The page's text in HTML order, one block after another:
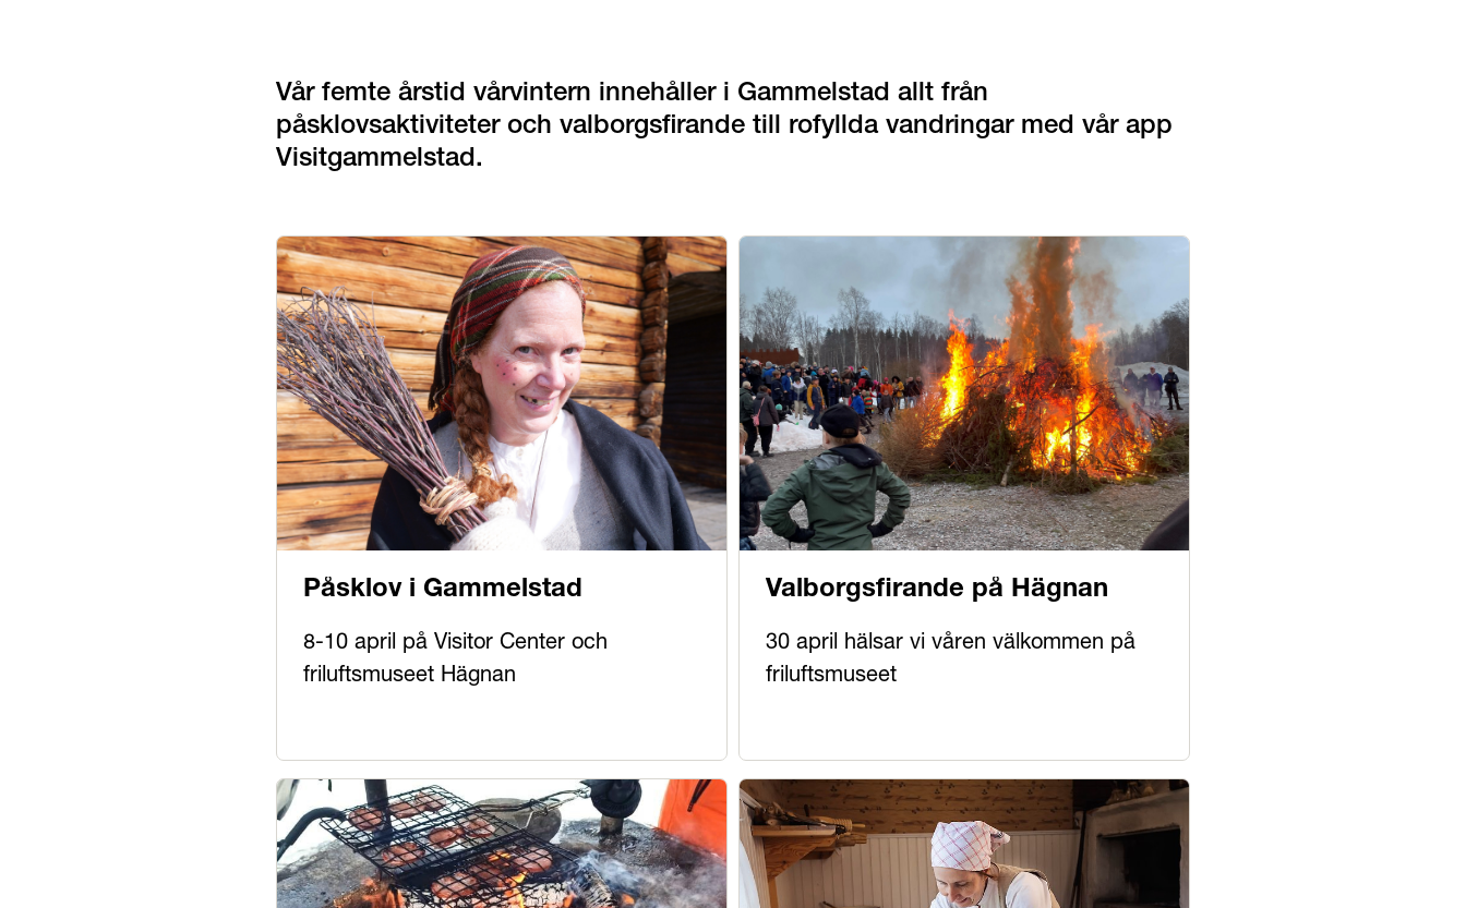
Vår femte årstid vårvintern innehåller i Gammelstad allt från
påsklovsaktiviteter och valborgsfirande till rofyllda vandringar med vår app
Visitgammelstad.
Påsklov i Gammelstad
8-10 april på Visitor Center och
friluftsmuseet Hägnan
Valborgsfirande på Hägnan
30 april hälsar vi våren välkommen på
friluftsmuseet